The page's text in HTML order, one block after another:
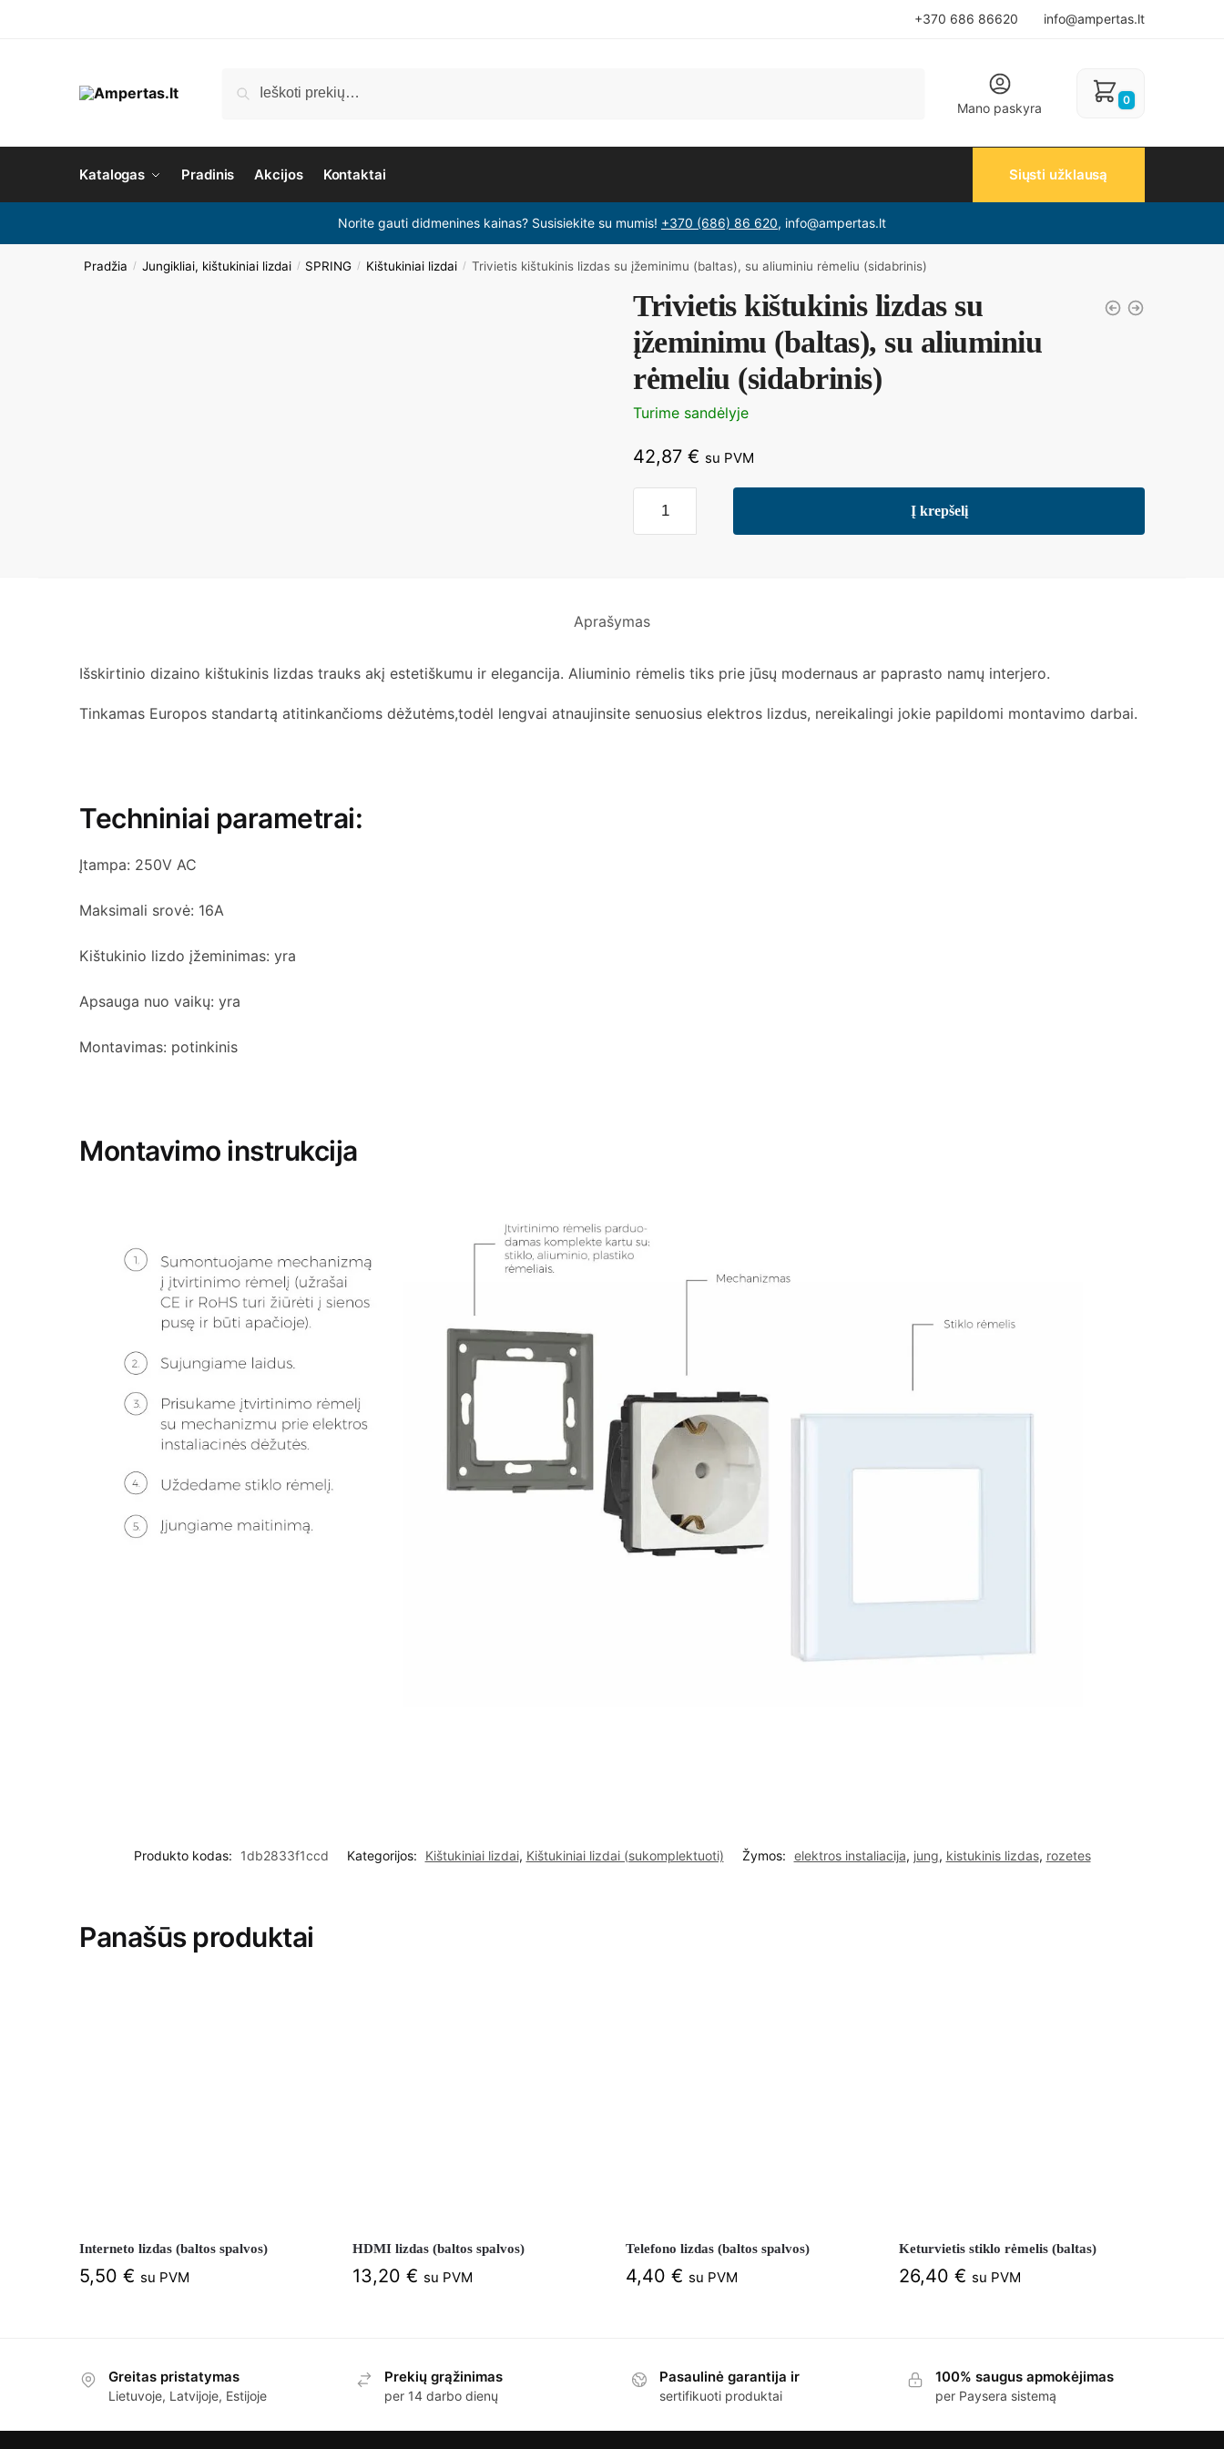
+370 686 86620 info@ampertas.lt
Mano paskyra
0
Katalogas Pradinis Akcijos Kontaktai Siųsti užklausą
Norite gauti didmenines kainas? Susisiekite su mumis! +370 (686) 86 620, info@ampertas.lt
Pradžia / Jungikliai, kištukiniai lizdai / SPRING / Kištukiniai lizdai / Trivietis kištukinis lizdas su įžeminimu (baltas), su aliuminiu rėmeliu (sidabrinis)
Trivietis kištukinis lizdas su
įžeminimu (baltas), su aliuminiu
rėmeliu (sidabrinis)
Turime sandėlyje
42,87€ su PVM
Į krepšelį
Aprašymas
Išskirtinio dizaino kištukinis lizdas trauks akį estetiškumu ir elegancija. Aliuminio rėmelis tiks prie jūsų modernaus ar paprasto namų interjero.
Tinkamas Europos standartą atitinkančioms dėžutėms,todėl lengvai atnaujinsite senuosius elektros lizdus, nereikalingi jokie papildomi montavimo darbai.
Techniniai parametrai:
Įtampa: 250V AC
Maksimali srovė: 16A
Kištukinio lizdo įžeminimas: yra
Apsauga nuo vaikų: yra
Montavimas: potinkinis
Montavimo instrukcija
Produkto kodas: 1db2833f1ccd Kategorijos: Kištukiniai lizdai, Kištukiniai lizdai (sukomplektuoti) Žymos: elektros instaliacija, jung, kistukinis lizdas, rozetes
Panašūs produktai
Interneto lizdas (baltos spalvos)
5,50€ su PVM
HDMI lizdas (baltos spalvos)
13,20 € su PVM
Telefono lizdas (baltos spalvos)
4,40 € su PVM
Keturvietis stiklo rėmelis (baltas)
26,40 € su PVM
Greitas pristatymas
Lietuvoje, Latvijoje, Estijoje
Prekių grąžinimas
per 14 darbo dienų
Pasaulinė garantija ir
sertifikuoti produktai
100% saugus apmokėjimas
per Paysera sistemą